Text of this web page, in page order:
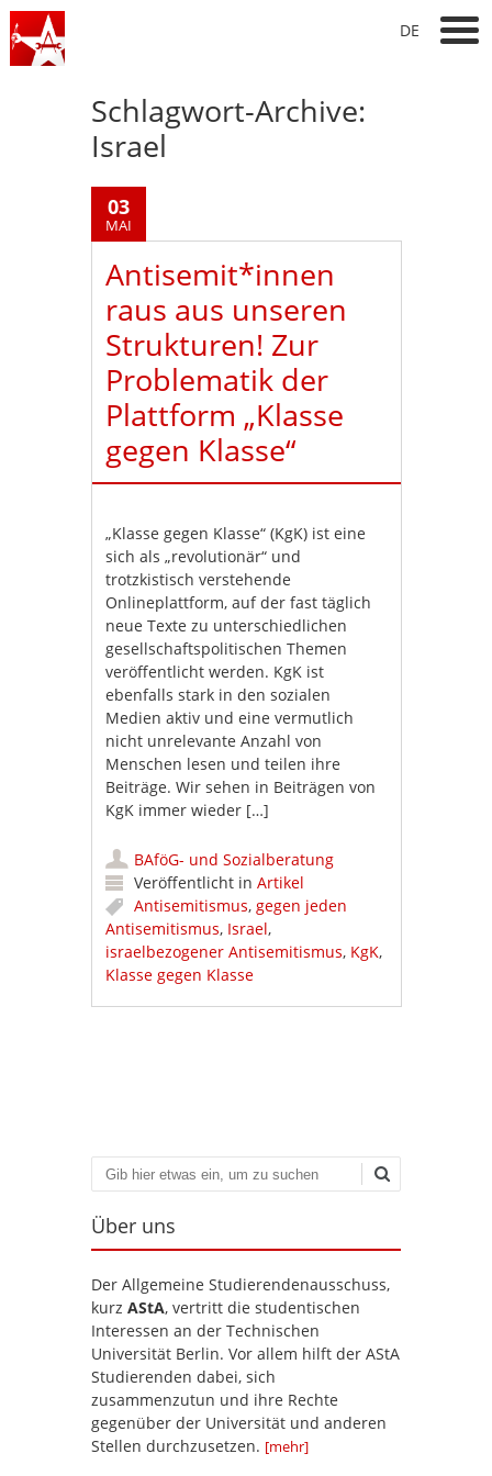
DE
Schlagwort-Archive:
Israel
03
MAI
Antisemit*innen
raus aus unseren
Strukturen! Zur
Problematik der
Plattform „Klasse
gegen Klasse“
„Klasse gegen Klasse“ (KgK) ist eine
sich als „revolutionär“ und
trotzkistisch verstehende
Onlineplattform, auf der fast täglich
neue Texte zu unterschiedlichen
gesellschaftspolitischen Themen
veröffentlicht werden. KgK ist
ebenfalls stark in den sozialen
Medien aktiv und eine vermutlich
nicht unrelevante Anzahl von
Menschen lesen und teilen ihre
Beiträge. Wir sehen in Beiträgen von
KgK immer wieder […]
BAföG- und Sozialberatung
Veröffentlicht inArtikel
Antisemitismus,gegen jeden
Antisemitismus, Israel,
israelbezogener Antisemitismus, KgK,
Klasse gegen Klasse
Suchen
Über uns
Der Allgemeine Studierendenausschuss,
kurz AStA, vertritt die studentischen
Interessen an der Technischen
Universität Berlin. Vor allem hilft der AStA
Studierenden dabei, sich
zusammenzutun und ihre Rechte
gegenüber der Universität und anderen
Stellen durchzusetzen. [mehr]